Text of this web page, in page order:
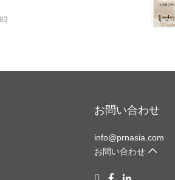
83
お問い合わせ
info@prnasia.com
お問い合わせ